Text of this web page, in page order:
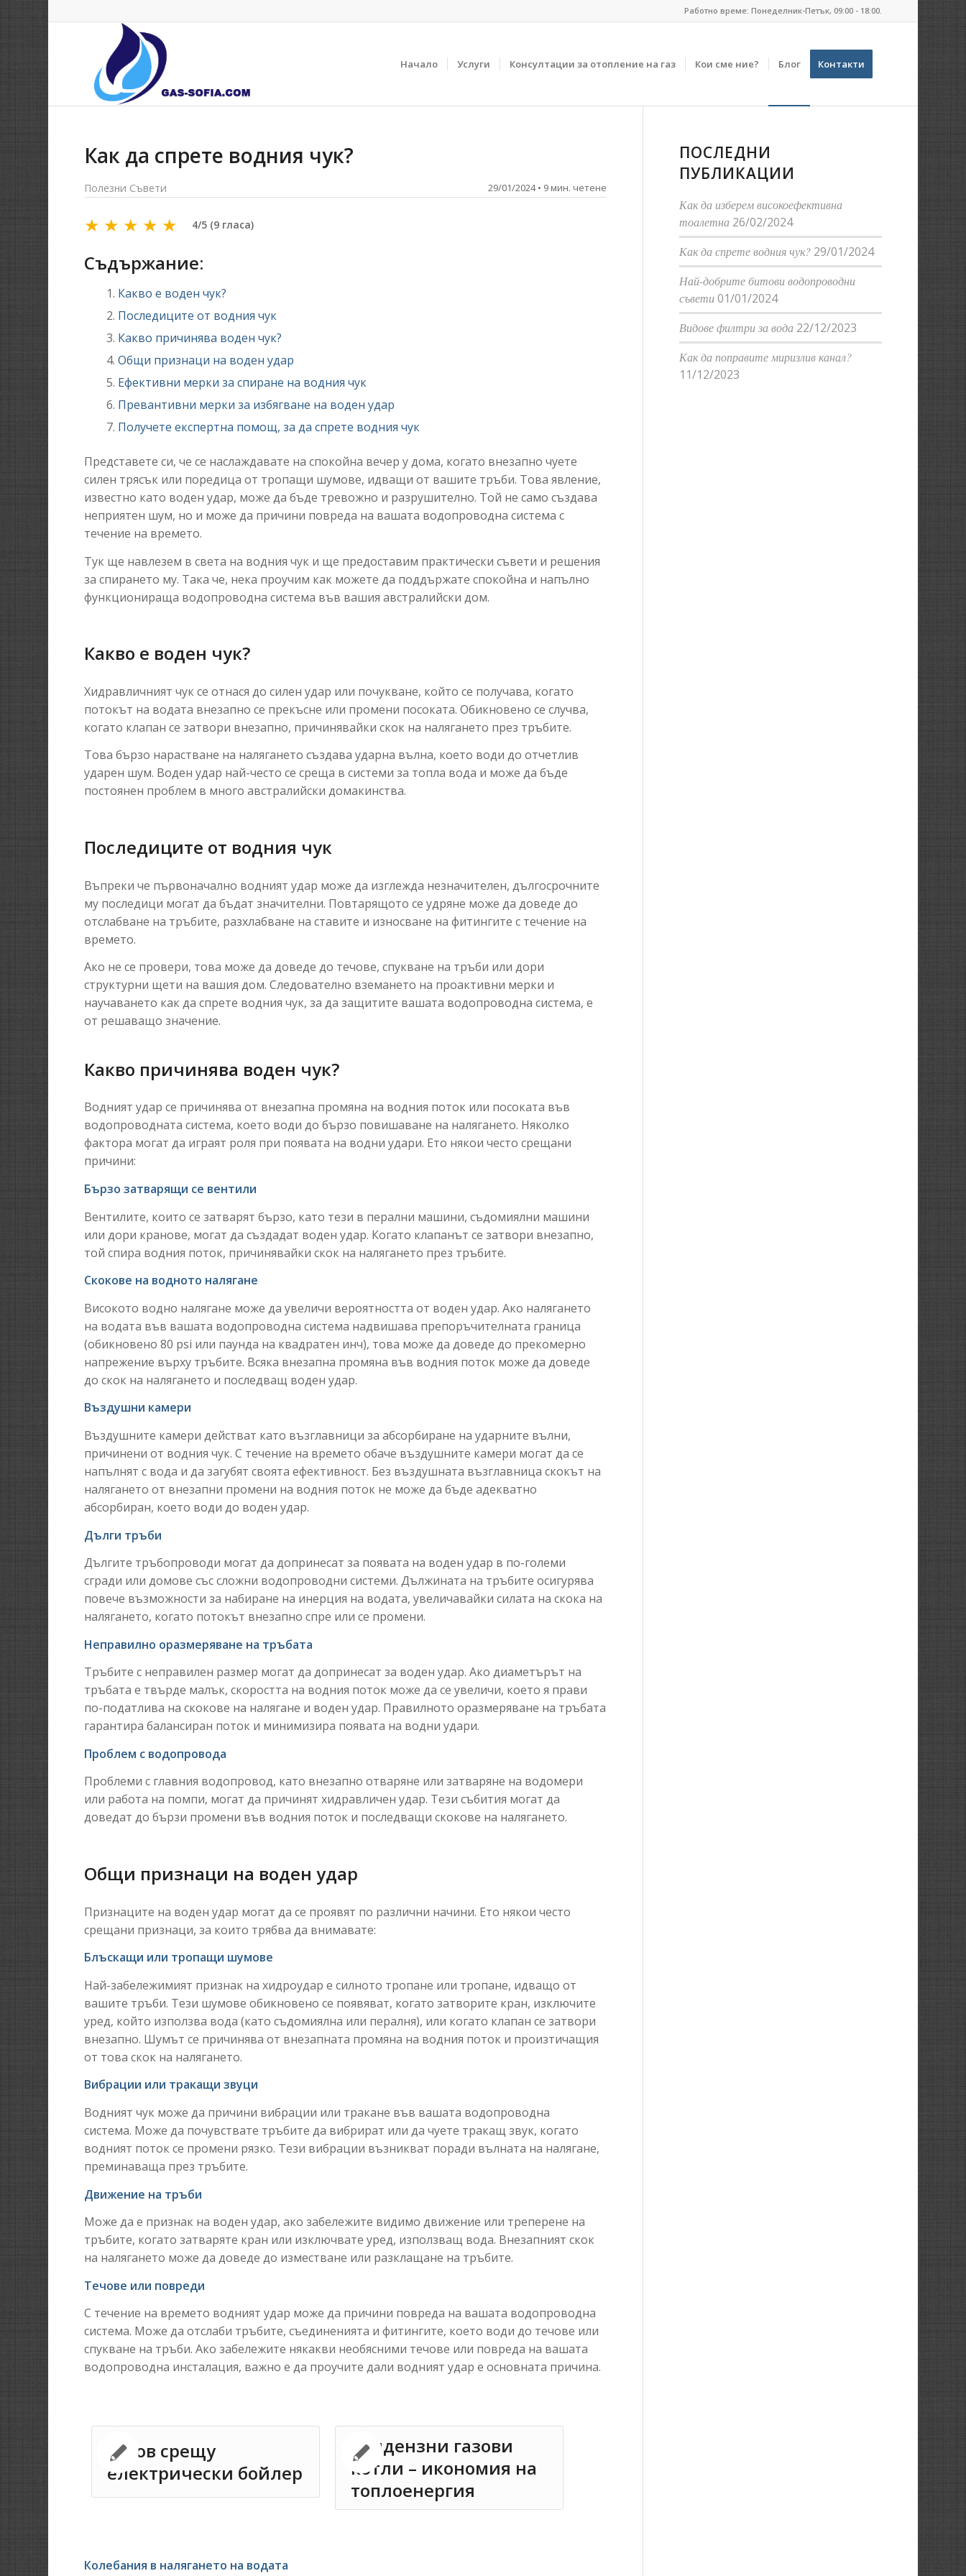
Работно време: Понеделник-Петък, 09:00 - 18:00.
Начало Услуги Консултации за отопление на газ Кои сме ние? Блог Контакти
Как да спрете водния чук?
Полезни Съвети 29/01/2024 • 9 мин. четене
★
★
★
★
★ 4/5 (9 гласа)
Съдържание:
Какво е воден чук?
Последиците от водния чук
Какво причинява воден чук?
Общи признаци на воден удар
Ефективни мерки за спиране на водния чук
Превантивни мерки за избягване на воден удар
Получете експертна помощ, за да спрете водния чук
Представете си, че се наслаждавате на спокойна вечер у дома, когато внезапно чуете
силен трясък или поредица от тропащи шумове, идващи от вашите тръби. Това явление,
известно като воден удар, може да бъде тревожно и разрушително. Той не само създава
неприятен шум, но и може да причини повреда на вашата водопроводна система с
течение на времето.
Тук ще навлезем в света на водния чук и ще предоставим практически съвети и решения
за спирането му. Така че, нека проучим как можете да поддържате спокойна и напълно
функционираща водопроводна система във вашия австралийски дом.
Какво е воден чук?
Хидравличният чук се отнася до силен удар или почукване, който се получава, когато
потокът на водата внезапно се прекъсне или промени посоката. Обикновено се случва,
когато клапан се затвори внезапно, причинявайки скок на налягането през тръбите.
Това бързо нарастване на налягането създава ударна вълна, което води до отчетлив
ударен шум. Воден удар най-често се среща в системи за топла вода и може да бъде
постоянен проблем в много австралийски домакинства.
Последиците от водния чук
Въпреки че първоначално водният удар може да изглежда незначителен, дългосрочните
му последици могат да бъдат значителни. Повтарящото се удряне може да доведе до
отслабване на тръбите, разхлабване на ставите и износване на фитингите с течение на
времето.
Ако не се провери, това може да доведе до течове, спукване на тръби или дори
структурни щети на вашия дом. Следователно вземането на проактивни мерки и
научаването как да спрете водния чук, за да защитите вашата водопроводна система, е
от решаващо значение.
Какво причинява воден чук?
Водният удар се причинява от внезапна промяна на водния поток или посоката във
водопроводната система, което води до бързо повишаване на налягането. Няколко
фактора могат да играят роля при появата на водни удари. Ето някои често срещани
причини:
Бързо затварящи се вентили
Вентилите, които се затварят бързо, като тези в перални машини, съдомиялни машини
или дори кранове, могат да създадат воден удар. Когато клапанът се затвори внезапно,
той спира водния поток, причинявайки скок на налягането през тръбите.
Скокове на водното налягане
Високото водно налягане може да увеличи вероятността от воден удар. Ако налягането
на водата във вашата водопроводна система надвишава препоръчителната граница
(обикновено 80 psi или паунда на квадратен инч), това може да доведе до прекомерно
напрежение върху тръбите. Всяка внезапна промяна във водния поток може да доведе
до скок на налягането и последващ воден удар.
Въздушни камери
Въздушните камери действат като възглавници за абсорбиране на ударните вълни,
причинени от водния чук. С течение на времето обаче въздушните камери могат да се
напълнят с вода и да загубят своята ефективност. Без въздушната възглавница скокът на
налягането от внезапни промени на водния поток не може да бъде адекватно
абсорбиран, което води до воден удар.
Дълги тръби
Дългите тръбопроводи могат да допринесат за появата на воден удар в по-големи
сгради или домове със сложни водопроводни системи. Дължината на тръбите осигурява
повече възможности за набиране на инерция на водата, увеличавайки силата на скока на
налягането, когато потокът внезапно спре или се промени.
Неправилно оразмеряване на тръбата
Тръбите с неправилен размер могат да допринесат за воден удар. Ако диаметърът на
тръбата е твърде малък, скоростта на водния поток може да се увеличи, което я прави
по-податлива на скокове на налягане и воден удар. Правилното оразмеряване на тръбата
гарантира балансиран поток и минимизира появата на водни удари.
Проблем с водопровода
Проблеми с главния водопровод, като внезапно отваряне или затваряне на водомери
или работа на помпи, могат да причинят хидравличен удар. Тези събития могат да
доведат до бързи промени във водния поток и последващи скокове на налягането.
Общи признаци на воден удар
Признаците на воден удар могат да се проявят по различни начини. Ето някои често
срещани признаци, за които трябва да внимавате:
Блъскащи или тропащи шумове
Най-забележимият признак на хидроудар е силното тропане или тропане, идващо от
вашите тръби. Тези шумове обикновено се появяват, когато затворите кран, изключите
уред, който използва вода (като съдомиялна или пералня), или когато клапан се затвори
внезапно. Шумът се причинява от внезапната промяна на водния поток и произтичащия
от това скок на налягането.
Вибрации или тракащи звуци
Водният чук може да причини вибрации или тракане във вашата водопроводна
система. Може да почувствате тръбите да вибрират или да чуете тракащ звук, когато
водният поток се промени рязко. Тези вибрации възникват поради вълната на налягане,
преминаваща през тръбите.
Движение на тръби
Може да е признак на воден удар, ако забележите видимо движение или треперене на
тръбите, когато затваряте кран или изключвате уред, използващ вода. Внезапният скок
на налягането може да доведе до изместване или разклащане на тръбите.
Течове или повреди
С течение на времето водният удар може да причини повреда на вашата водопроводна
система. Може да отслаби тръбите, съединенията и фитингите, което води до течове или
спукване на тръби. Ако забележите някакви необясними течове или повреда на вашата
водопроводна инсталация, важно е да проучите дали водният удар е основната причина.
Газов срещу
електрически бойлер
Кондензни газови
котли – икономия на
топлоенергия
Колебания в налягането на водата
ПОСЛЕДНИ
ПУБЛИКАЦИИ
Как да изберем високоефективна
тоалетна 26/02/2024
Как да спрете водния чук? 29/01/2024
Най-добрите битови водопроводни
съвети01/01/2024
Видове филтри за вода 22/12/2023
Как да поправите миризлив канал?
11/12/2023